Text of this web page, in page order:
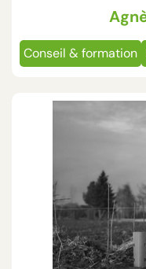
Conseil & formation